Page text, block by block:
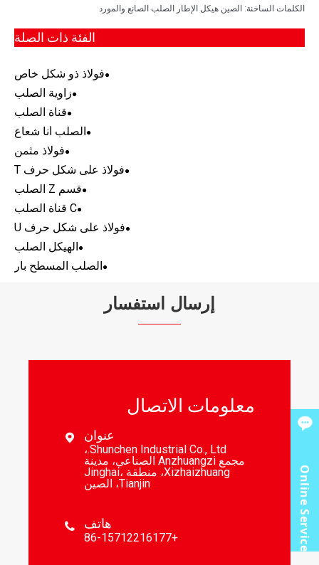
الكلمات الساخنة: الصين هيكل الإطار الصلب الصانع والمورد
الفئة ذات الصلة
فولاذ ذو شكل خاص
زاوية الصلب
قناة الصلب
الصلب أنا شعاع
فولاذ مثمن
فولاذ على شكل حرف T
قسم Z الصلب
C قناة الصلب
فولاذ على شكل حرف U
الهيكل الصلب
الصلب المسطح بار
إرسال استفسار
معلومات الاتصال
 عنوان
Shunchen Industrial Co., Ltd.،
مجمع Anzhuangzi الصناعي، مدينة
Xizhaizhuang، منطقة Jinghai،
Tianjin، الصين
 هاتف
+86-15712216177 Online Service